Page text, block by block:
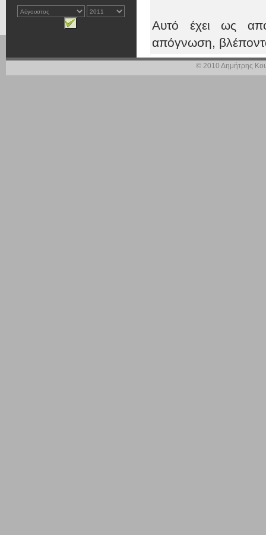
Αυτό έχει ως
απόγνωση,
ακόμα
πιο οξυμμένο,
© 2010 Δημήτρης